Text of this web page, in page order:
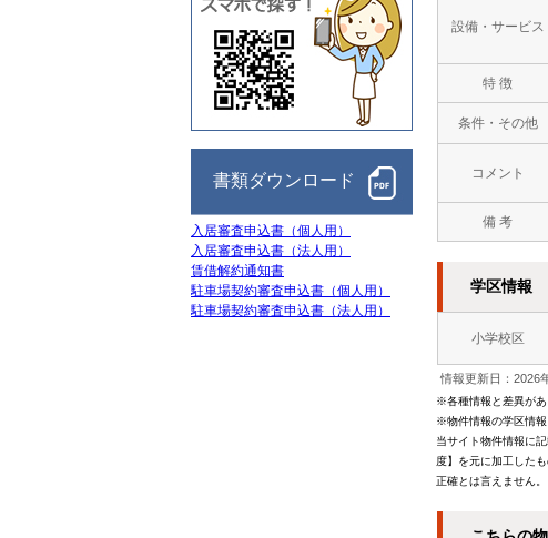
設備・サービス
特 徴
条件・その他
コメント
備 考
学区情報
小学校区
情報更新日：2026
※各種情報と差異が
※物件情報の学区情報
当サイト物件情報に
度】を元に加工した
正確とは言えません
書類ダウンロード
入居審査申込書（個人用）
入居審査申込書（法人用）
賃借解約通知書
駐車場契約審査申込書（個人用）
駐車場契約審査申込書（法人用）